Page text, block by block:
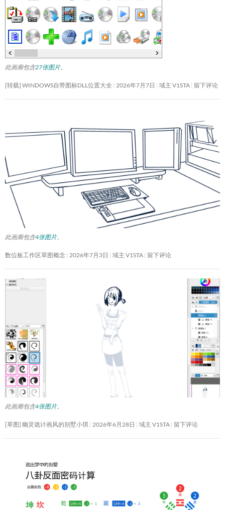
此画廊包含27张图片。
[转载] WINDOWS自带图标DLL位置大全 2026年7月7日 域主 V1STA 留下评论
此画廊包含4张图片。
数位板工作区草图概念 2026年7月3日 域主 V1STA 留下评论
此画廊包含4张图片。
[草图] 幽灵诡计画风的别墅小琪 2026年6月28日 域主 V1STA 留下评论